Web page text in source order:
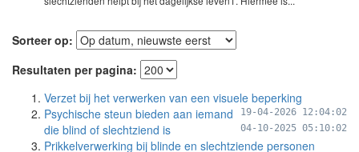
Sorteer op:
Resultaten per pagina:
Verzet bij het verwerken van een visuele beperking
19-04-2026 12:04:02
Psychische steun bieden aan iemand
die blind of slechtziend is
04-10-2025 05:10:02
Prikkelverwerking bij blinde en slechtziende personen